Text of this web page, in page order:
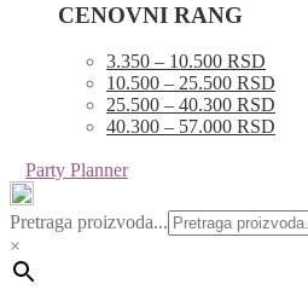
CENOVNI RANG
3.350 – 10.500 RSD
10.500 – 25.500 RSD
25.500 – 40.300 RSD
40.300 – 57.000 RSD
Party Planner
Pretraga proizvoda...
×